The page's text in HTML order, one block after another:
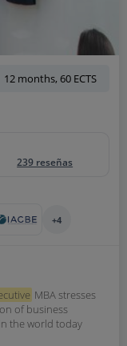
12 months, 60 ECTS
239 reseñas
+4
MBA stresses
of business
the world today